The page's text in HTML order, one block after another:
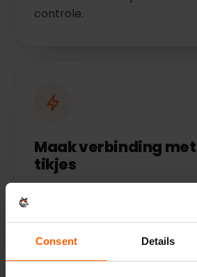
Consent Details
controle.
Maak verbinding
tikjes
Activeer je eSIM vóór je
direct klaar voor gebruik